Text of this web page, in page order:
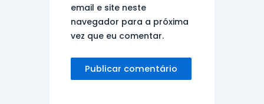
email e site neste
navegador para a próxima
vez que eu comentar.